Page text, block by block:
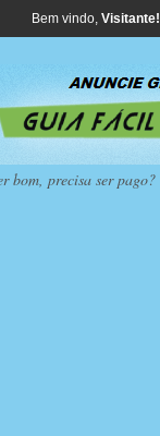
Bem vindo, Visitante!
bom, precisa ser pago?